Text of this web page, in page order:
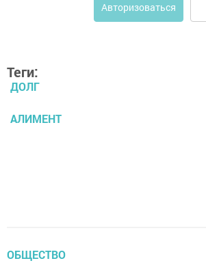
Авторизоваться
Теги:
ДОЛГ
АЛИМЕНТ
ОБЩЕСТВО